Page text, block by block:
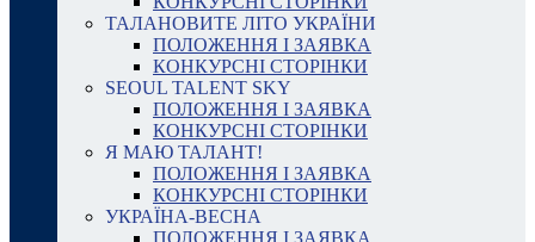
ТАЛАНОВИТЕ ЛІТО УКРАЇНИ
ПОЛОЖЕННЯ І ЗАЯВКА
КОНКУРСНІ СТОРІНКИ
SEOUL TALENT SKY
ПОЛОЖЕННЯ І ЗАЯВКА
КОНКУРСНІ СТОРІНКИ
Я МАЮ ТАЛАНТ!
ПОЛОЖЕННЯ І ЗАЯВКА
КОНКУРСНІ СТОРІНКИ
УКРАЇНА-ВЕСНА
ПОЛОЖЕННЯ І ЗАЯВКА